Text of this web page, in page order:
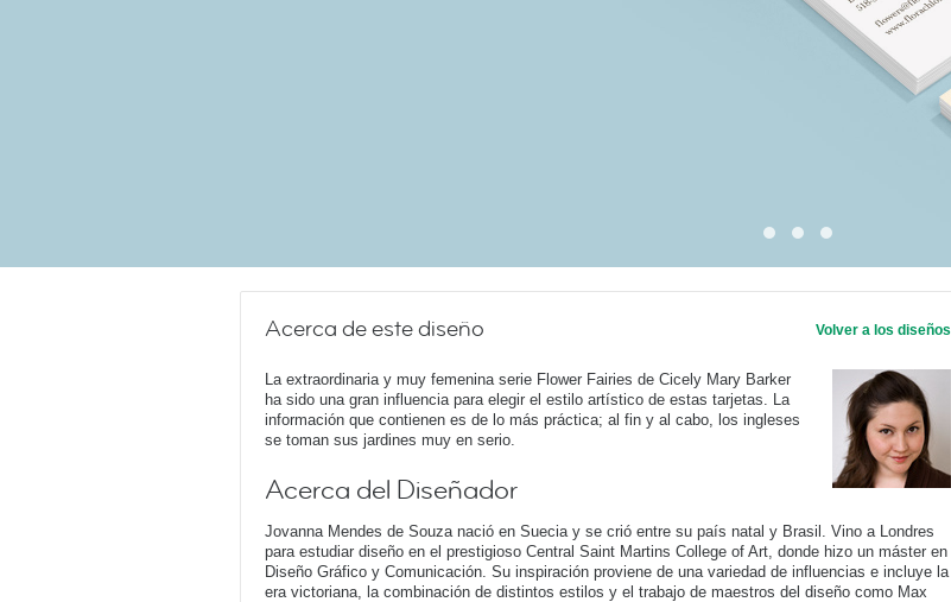
Acerca de este diseño Volver a los diseños
La extraordinaria y muy femenina serie Flower Fairies de Cicely Mary Barker
ha sido una gran influencia para elegir el estilo artístico de estas tarjetas. La
información que contienen es de lo más práctica; al fin y al cabo, los ingleses
se toman sus jardines muy en serio.
Acerca del Diseñador
Jovanna Mendes de Souza nació en Suecia y se crió entre su país natal y Brasil. Vino a Londres
para estudiar diseño en el prestigioso Central Saint Martins College of Art, donde hizo un máster en
Diseño Gráfico y Comunicación. Su inspiración proviene de una variedad de influencias e incluye la
era victoriana, la combinación de distintos estilos y el trabajo de maestros del diseño como Max